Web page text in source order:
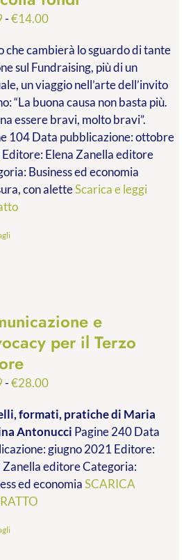
-€14.00Fascia
prezzo:
da
€9.99
a
€14.00
che cambierà lo sguardo di tante
sul Fundraising, più di un
un viaggio nell’arte dell’invito
“La buona causa non basta più.
essere bravi, molto bravi”.
104 Data pubblicazione: ottobre
Elena Zanella editore
Business ed economia
con aletteScarica e leggi
e
per il Terzo
-€28.00Fascia
prezzo:
da
€9.99
a
€28.00
formati, pratichedi Maria
Antonucci Pagine 240 Data
giugno 2021 Editore:
Zanella editore Categoria:
ed economiaSCARICA